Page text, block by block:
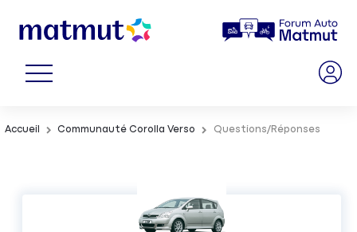
Accueil Communauté Corolla Verso Questions/Réponses